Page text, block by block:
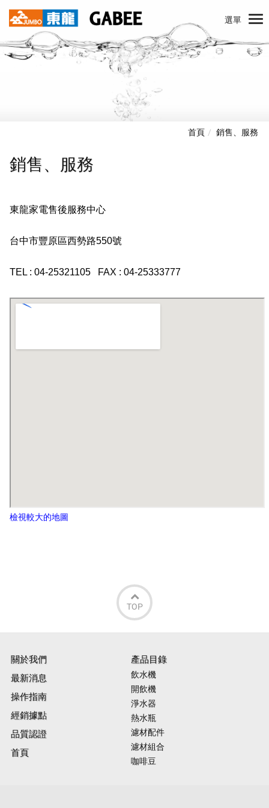
選單
首頁 銷售、服務
銷售、服務
東龍家電售後服務中心
台中市豐原區西勢路550號
TEL : 04-25321105 FAX : 04-25333777
檢視較大的地圖
TOP
關於我們
最新消息
操作指南
經銷據點
品質認證
首頁
產品目錄
飲水機
開飲機
淨水器
熱水瓶
濾材配件
濾材組合
咖啡豆